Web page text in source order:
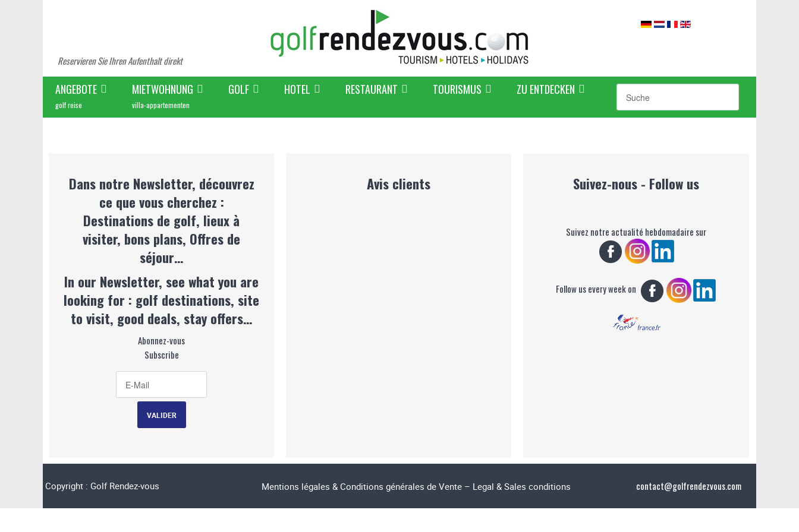
Reservieren Sie Ihren Aufenthalt direkt
ANGEBOTE
golf reise
MIETWOHNUNG
villa-appartementen
GOLF HOTEL RESTAURANT TOURISMUS ZU ENTDECKEN
Dans notre Newsletter, découvrez
ce que vous cherchez :
Destinations de golf, lieux à
visiter, bons plans, Offres de
séjour…
In our Newsletter, see what you are
looking for : golf destinations, site
to visit, good deals, stay offers…
Abonnez-vous
Subscribe
Avis clients Suivez-nous - Follow us
Suivez notre actualité hebdomadaire sur
Follow us every week on
Copyright : Golf Rendez-vous Mentions légales & Conditions générales de Vente – Legal & Sales conditions contact@golfrendezvous.com